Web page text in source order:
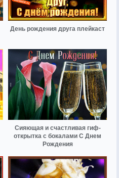
День рождения друга плейкаст
Сияющая и счастливая гиф-
открытка с бокалами С Днем
Рождения